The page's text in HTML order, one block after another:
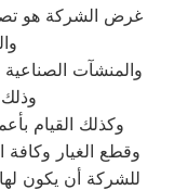
غرض الشركة هو
والمنشآت الصناعية
وذلك
وكذلك القيام
وقطع الغيار وكافة
للشركة أن يكون